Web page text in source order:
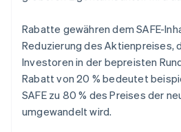
Rabatte gewähren dem SAFE-
Reduzierung des Aktienpreises,
Investoren in der bepreisten
Rabatt von 20 % bedeutet
SAFE zu 80 % des Preises der
umgewandelt wird.